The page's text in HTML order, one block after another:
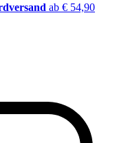
ab € 54,90